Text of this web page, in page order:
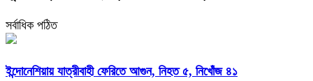
সর্বাধিক পঠিত
ইন্দোনেশিয়ায় যাত্রীবাহী ফেরিতে আগুন, নিহত ৫, নিখোঁজ ৪১